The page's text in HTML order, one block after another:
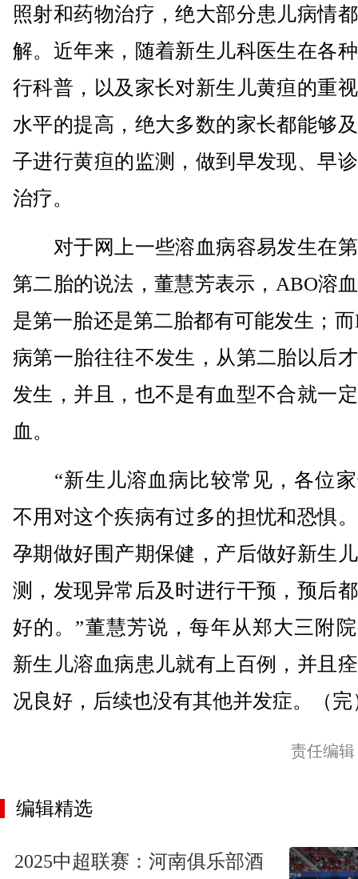
照射和药物治疗，绝大部分患儿病情
解。近年来，随着新生儿科医生在各
行科普，以及家长对新生儿黄疸的重
水平的提高，绝大多数的家长都能够
子进行黄疸的监测，做到早发现、早
治疗。
对于网上一些溶血病容易发生在
第二胎的说法，董慧芳表示，ABO溶
是第一胎还是第二胎都有可能发生；
病第一胎往往不发生，从第二胎以后
发生，并且，也不是有血型不合就一
血。
“新生儿溶血病比较常见，各位家
不用对这个疾病有过多的担忧和恐惧
孕期做好围产期保健，产后做好新生
测，发现异常后及时进行干预，预后
好的。”董慧芳说，每年从郑大三附
新生儿溶血病患儿就有上百例，并且
况良好，后续也没有其他并发症。（完
责任编
编辑精选
2025中超联赛：河南俱乐部酒